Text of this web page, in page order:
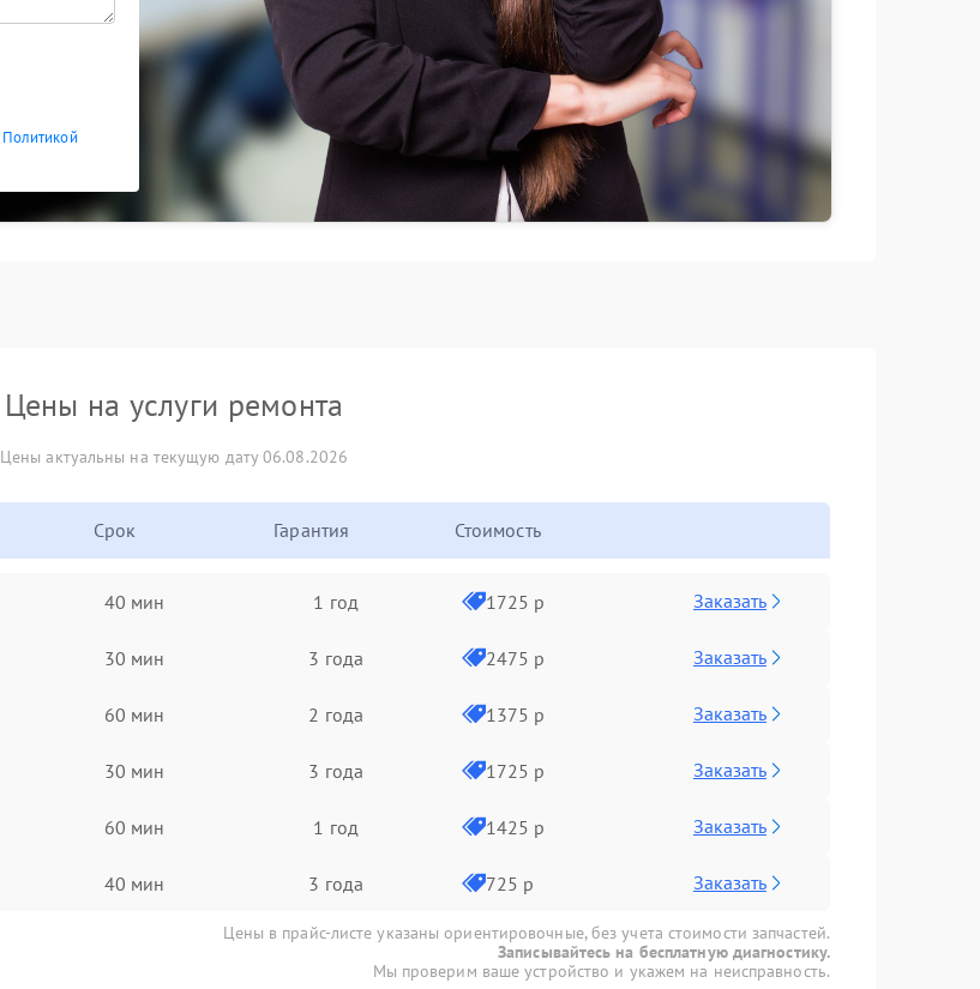
Политикой
Цены на услуги ремонта
Цены актуальны на текущую дату 06.08.2026
Срок Гарантия Стоимость
40 мин 1 год 1725 р Заказать
30 мин 3 года 2475 р Заказать
60 мин 2 года 1375 р Заказать
30 мин 3 года 1725 р Заказать
60 мин 1 год 1425 р Заказать
40 мин 3 года 725 р Заказать
Цены в прайс-листе указаны ориентировочные, без учета стоимости запчастей.
Записывайтесь на бесплатную диагностику.
Мы проверим ваше устройство и укажем на неисправность.